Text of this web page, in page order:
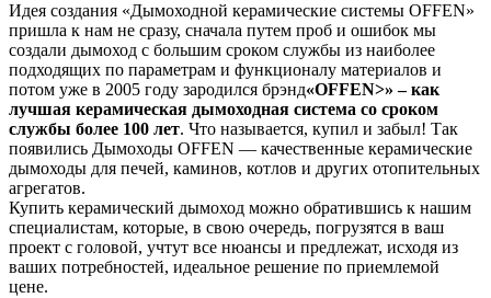
Идея создания «Дымоходной керамические системы OFFEN»
пришла к нам не сразу, сначала путем проб и ошибок мы
создали дымоход с большим сроком службы из наиболее
подходящих по параметрам и функционалу материалов и
потом уже в 2005 году зародился брэнд«OFFEN>» – как
лучшая керамическая дымоходная система со сроком
службы более 100 лет. Что называется, купил и забыл! Так
появились Дымоходы OFFEN — качественные керамические
дымоходы для печей, каминов, котлов и других отопительных
агрегатов.
Купить керамический дымоход можно обратившись к нашим
специалистам, которые, в свою очередь, погрузятся в ваш
проект с головой, учтут все нюансы и предлежат, исходя из
ваших потребностей, идеальное решение по приемлемой
цене.